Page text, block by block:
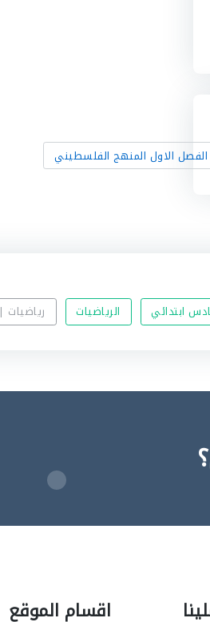
الاول المنهج الفلسطيني
ابتدائي الرياضيات رياضيات | Mathematics
اقسام الموقع